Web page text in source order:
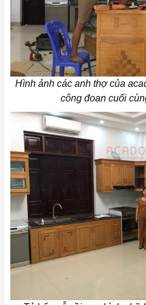
Hình ảnh các anh thợ của
công đoạn cuối